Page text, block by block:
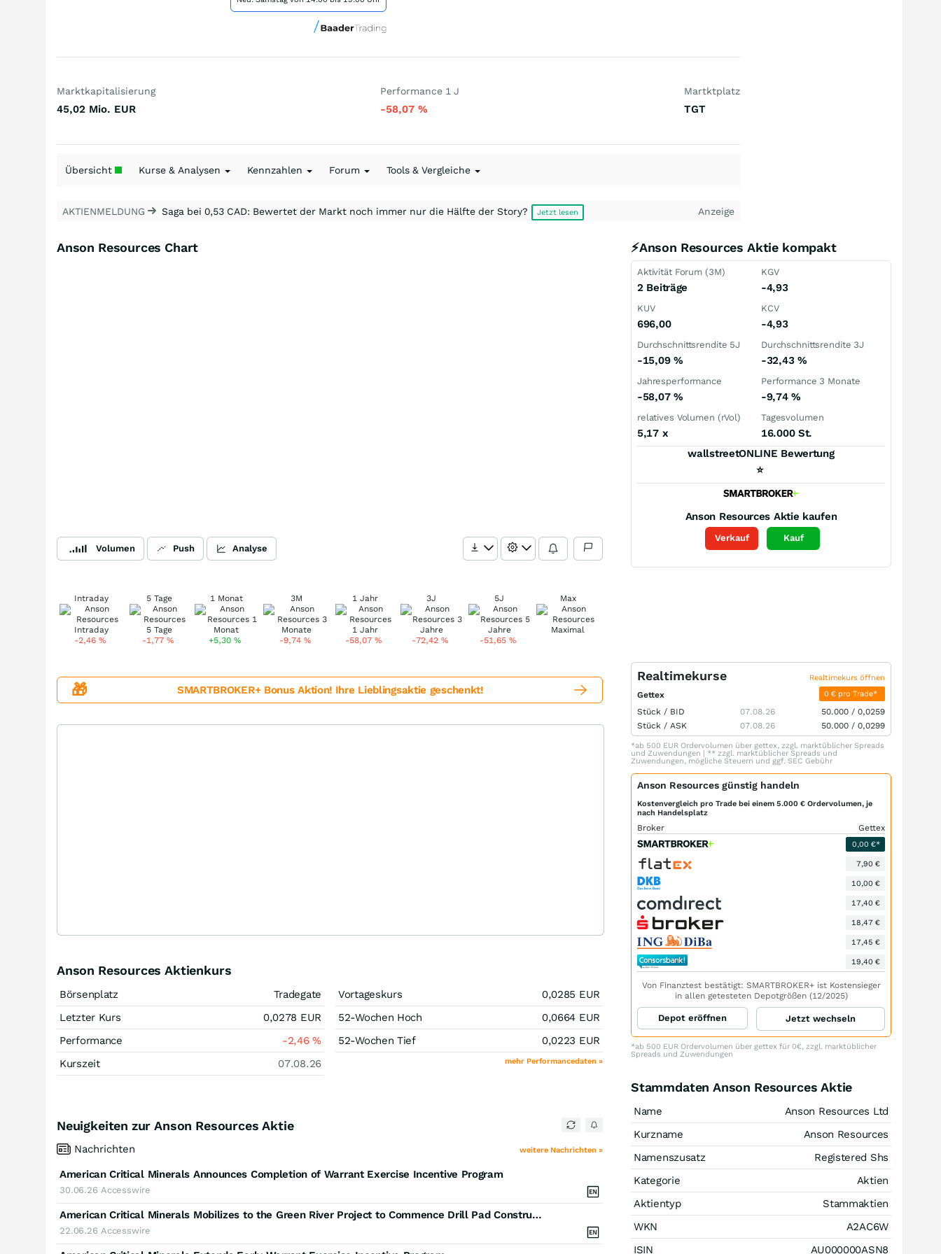
Marktkapitalisierung
45,02 Mio. EUR
Performance 1 J
-58,07 %
Martktplatz
TGT
Übersicht Kurse & Analysen Kennzahlen Forum Tools & Vergleiche
AKTIENMELDUNG Saga bei 0,53 CAD: Bewertet der Markt noch immer nur die Hälfte der Story? Jetzt lesen Anzeige
Anson Resources Chart
Volumen Push Analyse
Intraday
-2,46%
5 Tage
-1,77 %
1 Monat
+5,30%
3M
-9,74%
1 Jahr
-58,07%
3J
-72,42%
5J
-51,65%
Max
⚡Anson Resources Aktie kompakt
Aktivität Forum (3M)
2 Beiträge
KGV
-4,93
KUV
696,00
KCV
-4,93
Durchschnittsrendite 5J
-15,09 %
Durchschnittsrendite 3J
-32,43 %
Jahresperformance
-58,07 %
Performance 3 Monate
-9,74%
relatives Volumen (rVol)
5,17 x
Tagesvolumen
16.000 St.
wallstreetONLINE Bewertung
⭐
Anson Resources Aktie kaufen
Verkauf Kauf
🎁 SMARTBROKER+ Bonus Aktion! Ihre Lieblingsaktie geschenkt!
Anson Resources Aktienkurs
Börsenplatz
Tradegate
Letzter Kurs
0,0278 EUR
Performance
-2,46%
Kurszeit
07.08.26
Vortageskurs 0,0285 EUR
52-Wochen Hoch
0,0664 EUR
52-Wochen Tief
0,0223 EUR
mehr Performancedaten »
Neuigkeiten zur Anson Resources Aktie
Nachrichten weitere Nachrichten »
American Critical Minerals Announces Completion of Warrant Exercise Incentive Program
30.06.26 Accesswire
American Critical Minerals Mobilizes to the Green River Project to Commence Drill Pad Construction
22.06.26 Accesswire
Realtimekurse Realtimekurs öffnen
Gettex 0 € pro Trade*
Stück / BID 07.08.26 50.000 / 0,0259
Stück / ASK 07.08.26 50.000 / 0,0299
*ab 500 EUR Ordervolumen über gettex, zzgl. marktüblicher Spreads
und Zuwendungen | ** zzgl. marktüblicher Spreads und
Zuwendungen, mögliche Steuern und ggf. SEC Gebühr
Anson Resources günstig handeln
Kostenvergleich pro Trade bei einem 5.000 € Ordervolumen, je
nach Handelsplatz
Broker Gettex
0,00 €*
7,90 €
10,00 €
17,40 €
18,47 €
17,45 €
19,40 €
Von Finanztest bestätigt: SMARTBROKER+ ist Kostensieger
in allen getesteten Depotgrößen (12/2025)
Depot eröffnen Jetzt wechseln
*ab 500 EUR Ordervolumen über gettex für 0€, zzgl. marktüblicher
Spreads und Zuwendungen
Stammdaten Anson Resources Aktie
Name
Anson Resources Ltd
Kurzname
Anson Resources
Namenszusatz
Registered Shs
Kategorie
Aktien
Aktientyp
Stammaktien
WKN
A2AC6W
ISIN
AU000000ASN8